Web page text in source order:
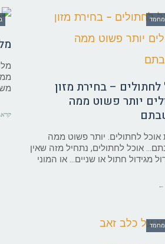
מחמד
לחתולים – בחירת מזון
יותר פשוט ממה
אוכל לחתולים. יותר פשוט ממה
אוכל לחתולים, נתחיל מזה שאין
מגידול חתול או שניים… או המוני
←
מחמד